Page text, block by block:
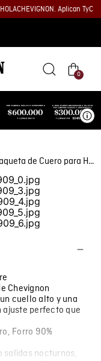
Aplican TyC
0
Chaqueta de Cuero para Hombre
Chevignon
cuello alto y una
perfecto que
Forro 90%
salidas nocturnas,